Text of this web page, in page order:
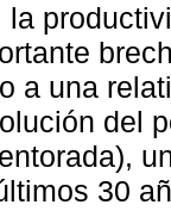
la
a una
del
30